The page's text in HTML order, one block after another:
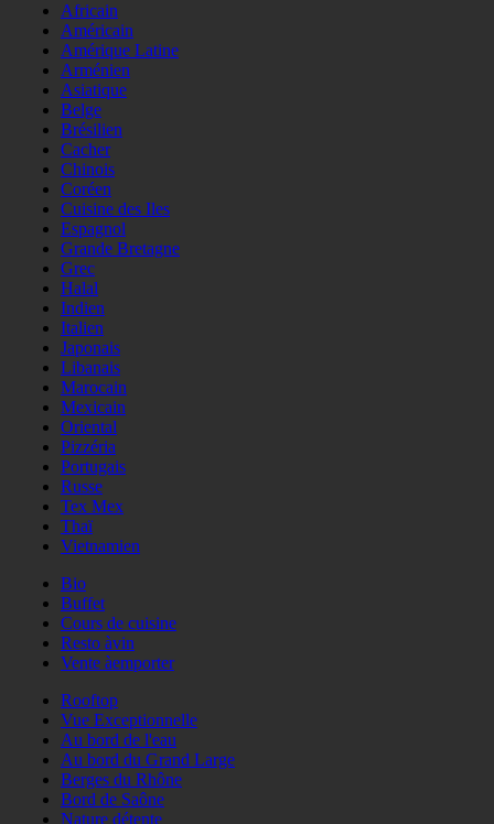
Africain
Américain
Amérique Latine
Arménien
Asiatique
Belge
Brésilien
Cacher
Chinois
Coréen
Cuisine des Iles
Espagnol
Grande Bretagne
Grec
Halal
Indien
Italien
Japonais
Libanais
Marocain
Mexicain
Oriental
Pizzéria
Portugais
Russe
Tex Mex
Thaï
Vietnamien
Bio
Buffet
Cours de cuisine
Resto àvin
Vente àemporter
Rooftop
Vue Exceptionnelle
Au bord de l'eau
Au bord du Grand Large
Berges du Rhône
Bord de Saône
Nature détente